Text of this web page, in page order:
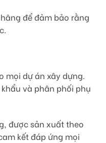
để đảm bảo rằng
mọi dự án xây dựng.
và phân phối phụ
được sản xuất theo
kết đáp ứng mọi